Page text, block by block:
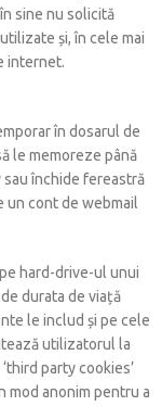
sine nu solicită
și, în cele mai
internet.
în dosarul de
le memoreze până
închide fereastră
un cont de webmail
hard-drive-ul unui
durata de viață
le includ și pe cele
utilizatorul la
party cookies’
mod anonim pentru a